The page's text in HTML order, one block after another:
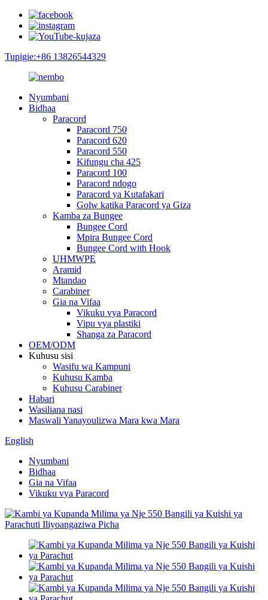
Tupigie:+86 13826544329
Nyumbani
Bidhaa
Paracord
Paracord 750
Paracord 620
Paracord 550
Kifungu cha 425
Paracord 100
Paracord ndogo
Paracord ya Kutafakari
Golw katika Paracord ya Giza
Kamba za Bungee
Bungee Cord
Mpira Bungee Cord
Bungee Cord with Hook
UHMWPE
Aramid
Mtandao
Carabiner
Gia na Vifaa
Vikuku vya Paracord
Vipu vya plastiki
Shanga za Paracord
OEM/ODM
Kuhusu sisi
Wasifu wa Kampuni
Kuhusu Kamba
Kuhusu Carabiner
Habari
Wasiliana nasi
Maswali Yanayoulizwa Mara kwa Mara
English
Nyumbani
Bidhaa
Gia na Vifaa
Vikuku vya Paracord